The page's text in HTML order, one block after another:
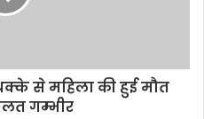
से महिला की हुई मौत
गम्भीर